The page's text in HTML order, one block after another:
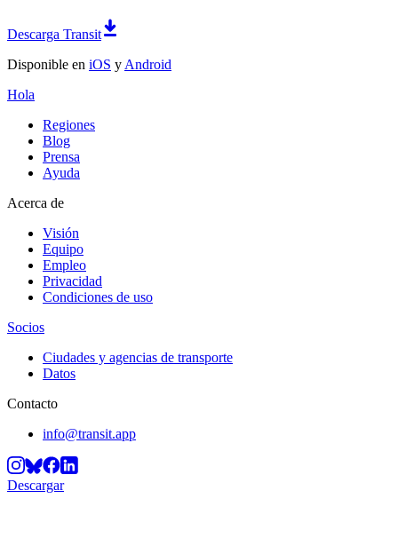
Descarga Transit
Disponible en iOS y Android
Hola
Regiones
Blog
Prensa
Ayuda
Acerca de
Visión
Equipo
Empleo
Privacidad
Condiciones de uso
Socios
Ciudades y agencias de transporte
Datos
Contacto
info@transit.app
Descargar